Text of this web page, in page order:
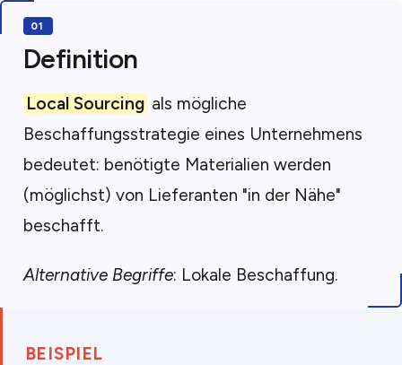
Definition
Local Sourcing als mögliche
Beschaffungsstrategie eines Unternehmens
bedeutet: benötigte Materialien werden
(möglichst) von Lieferanten "in der Nähe"
beschafft.
Alternative Begriffe: Lokale Beschaffung.
BEISPIEL